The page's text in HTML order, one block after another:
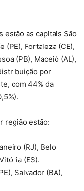
estão as capitais São
(PE), Fortaleza (CE),
(PB), Maceió (AL),
por
com 44% da
região estão:
(RJ), Belo
(ES).
Salvador (BA),